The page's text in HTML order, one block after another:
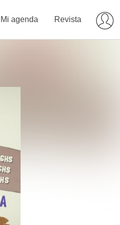
Mi agenda Revista